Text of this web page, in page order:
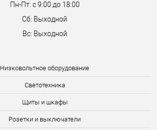
Низковольтное оборудование
Светотехника
Щиты и шкафы
Розетки и выключатели
Пн-Пт: с 9:00 до 18:00
Сб: Выходной
Вс: Выходной